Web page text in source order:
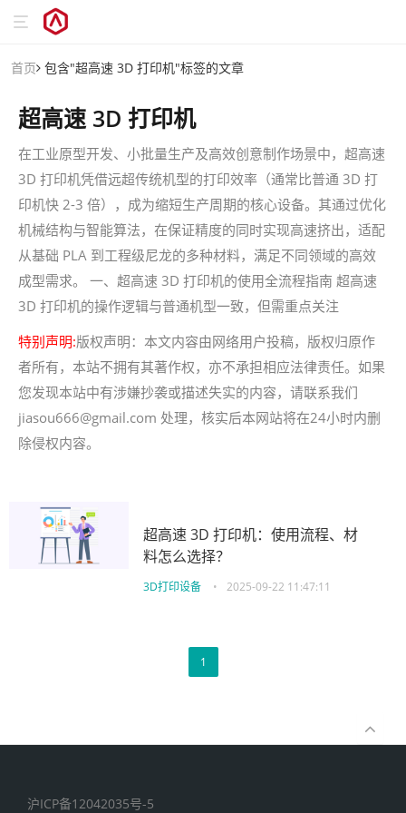
首页 包含"超高速 3D 打印机"标签的文章
超高速 3D 打印机
在工业原型开发、小批量生产及高效创意制作场景中，超高速
3D 打印机凭借远超传统机型的打印效率（通常比普通 3D 打
印机快 2-3 倍），成为缩短生产周期的核心设备。其通过优化
机械结构与智能算法，在保证精度的同时实现高速挤出，适配
从基础 PLA 到工程级尼龙的多种材料，满足不同领域的高效
成型需求。 一、超高速 3D 打印机的使用全流程指南 超高速
3D 打印机的操作逻辑与普通机型一致，但需重点关注
特别声明:版权声明：本文内容由网络用户投稿，版权归原作
者所有，本站不拥有其著作权，亦不承担相应法律责任。如果
您发现本站中有涉嫌抄袭或描述失实的内容，请联系我们
jiasou666@gmail.com 处理，核实后本网站将在24小时内删
除侵权内容。
超高速 3D 打印机：使用流程、材
料怎么选择？
3D打印设备 • 2025-09-22 11:47:11
1
沪ICP备12042035号-5